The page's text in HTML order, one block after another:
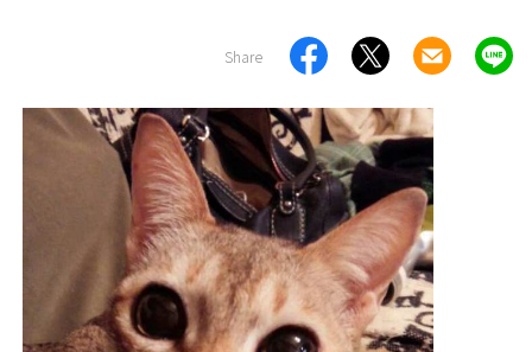
Share